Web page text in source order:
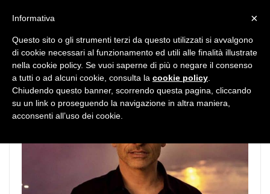
×
Informativa
Questo sito o gli strumenti terzi da questo utilizzati si avvalgono
di cookie necessari al funzionamento ed utili alle finalità illustrate
nella cookie policy. Se vuoi saperne di più o negare il consenso
a tutti o ad alcuni cookie, consulta la cookie policy
Chiudendo questo banner, scorrendo questa pagina, cliccando
su un link o proseguendo la navigazione in altra maniera,
acconsenti all’uso dei cookie.